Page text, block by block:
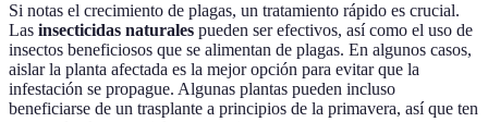
Si notas el crecimiento de plagas, un tratamiento rápido es crucial.
Las insecticidas naturales pueden ser efectivos, así como el uso de
insectos beneficiosos que se alimentan de plagas. En algunos casos,
aislar la planta afectada es la mejor opción para evitar que la
infestación se propague. Algunas plantas pueden incluso
beneficiarse de un trasplante a principios de la primavera, así que ten